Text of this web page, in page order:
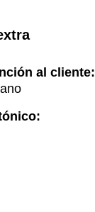
al cliente: